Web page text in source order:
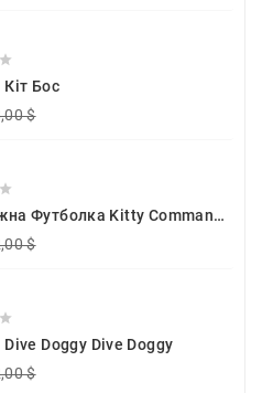

Бос
$

Камуфляжна Футболка Kitty Commander
$

Doggy Dive Doggy
$